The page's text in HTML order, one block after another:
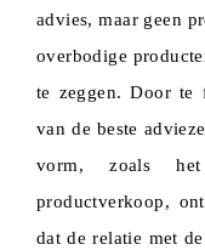
advies, maar geen
overbodige
te zeggen. Door te
van de beste
vorm, zoals
productverkoop,
dat de relatie met